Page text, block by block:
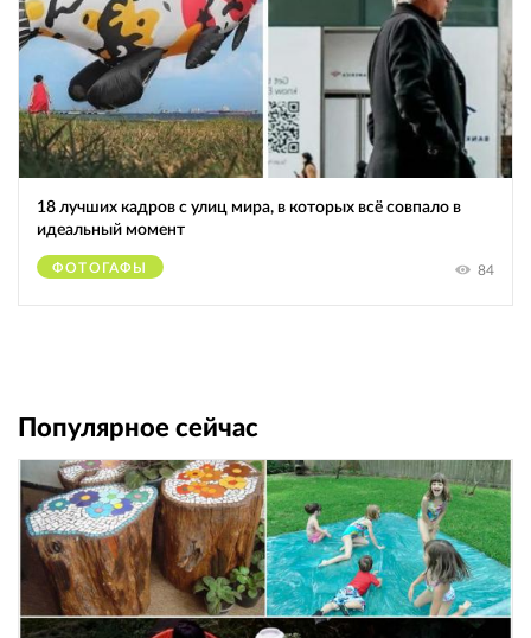
18 лучших кадров с улиц мира, в которых всё совпало в
идеальный момент
ФОТОГАФЫ 84
Популярное сейчас